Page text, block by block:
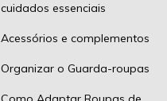
cuidados essenciais
Acessórios e complementos
Organizar o Guarda-roupas